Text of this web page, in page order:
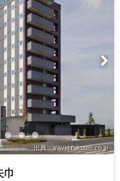
出典：travel.rakuten.co.jp
巾